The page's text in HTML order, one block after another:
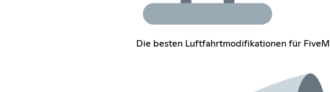
Die besten Luftfahrtmodifikationen für FiveM